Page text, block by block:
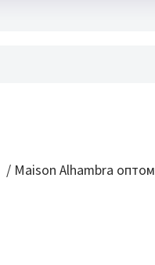
/ Maison Alhambra оптом